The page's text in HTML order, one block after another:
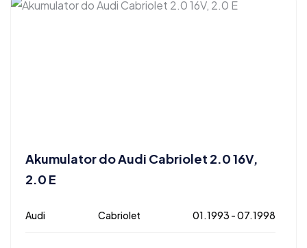
Akumulator do Audi Cabriolet 2.0 16V,
2.0 E
Audi Cabriolet 01.1993 - 07.1998